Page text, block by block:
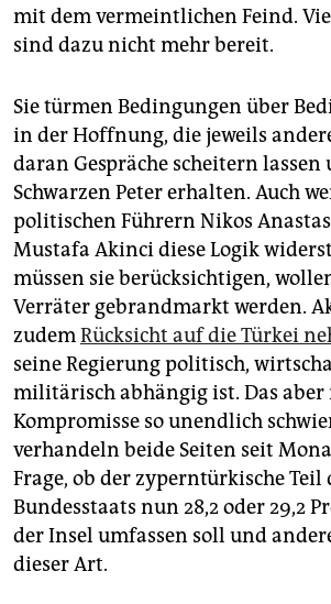
mit dem vermeintlichen Feind.
sind dazu nicht mehr bereit.
Sie türmen Bedingungen über
in der Hoffnung, die jeweils
daran Gespräche scheitern
Schwarzen Peter erhalten. Auch
politischen Führern Nikos
Mustafa Akinci diese Logik
müssen sie berücksichtigen,
Verräter gebrandmarkt werden.
zudemRücksicht auf die Türkei
seine Regierung politisch,
militärisch abhängig ist. Das aber
Kompromisse so unendlich
verhandeln beide Seiten seit
Frage, ob der zyperntürkische Teil
Bundesstaats nun 28,2 oder 29,2
der Insel umfassen soll und
dieser Art.